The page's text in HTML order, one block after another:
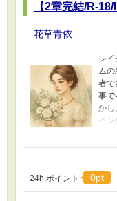
【2章完結/R-
花草青依
レ
ムの
者で
事で
かし
イ
ル
て･
変
らな
との
（も
24h.ポイント 0pt